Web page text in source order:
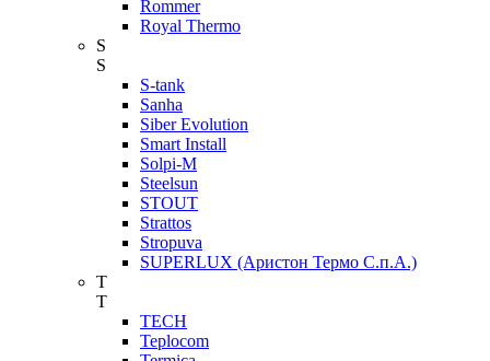
Rommer
Royal Thermo
S
S
S-tank
Sanha
Siber Evolution
Smart Install
Solpi-M
Steelsun
STOUT
Strattos
Stropuva
SUPERLUX (Аристон Термо С.п.А.)
T
T
TECH
Teplocom